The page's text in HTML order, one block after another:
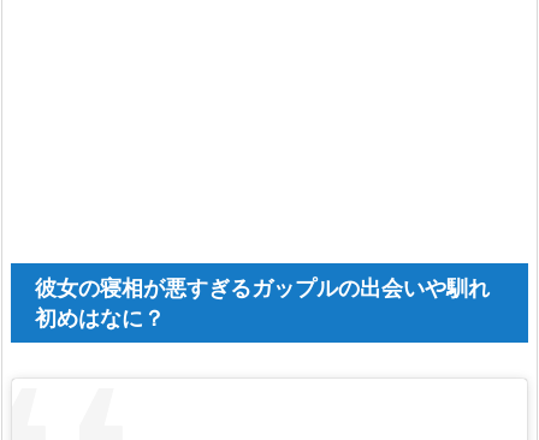
彼女の寝相が悪すぎるガップルの出会いや馴れ
初めはなに？